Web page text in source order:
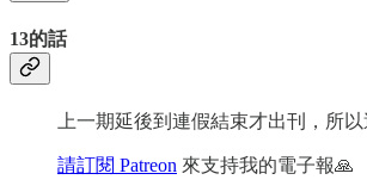
13的話
上一期延後到連假結束才出刊，所
請訂閱 Patreon 來支持我的電子報🙏